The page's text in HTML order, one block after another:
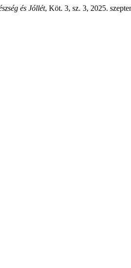
és Jóllét, Köt. 3, sz. 3, 2025.